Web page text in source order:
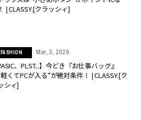
| CLASSY.[クラッシィ]
FASHION Mar, 3, 2026
、PLST...】今どき『お仕事バッグ』
くてPCが入る”が絶対条件！ | CLASSY.[ク
シィ]